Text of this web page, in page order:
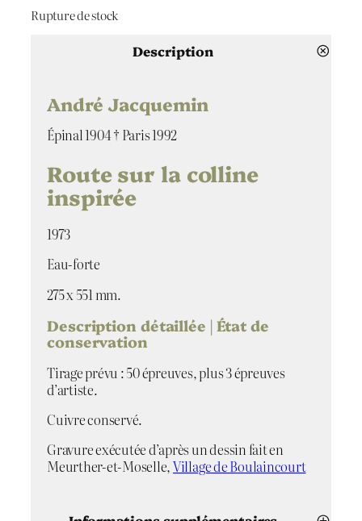
Rupture de stock
Description
André Jacquemin
Épinal 1904 † Paris 1992
Route sur la colline
inspirée
1973
Eau-forte
275 x 551 mm.
Description détaillée | État de
conservation
Tirage prévu : 50 épreuves, plus 3 épreuves
d’artiste.
Cuivre conservé.
Gravure exécutée d’après un dessin fait en
Meurther-et-Moselle,Village de Boulaincourt